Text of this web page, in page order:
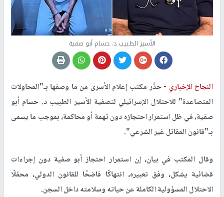
الأسير الطبيب د. حسام أبو صفية
النجاح الإخباري -حذّر مكتب إعلام الأسرى من ما وصفها بـ"المحاولات
المتصاعدة" للاحتلال الإسرائيلي لتصفية الأسير الطبيب د. حسام أبو
صفية، في ظل استمرار احتجازه دون تهمة أو محاكمة، بموجب ما يسمى
بـ"قانون المقاتل غير الشرعي".
وقال المكتب في بيان، إن استمرار احتجاز أبو صفية دون إجراءات
قضائية يشكل، وفق تعبيره، انتهاكًا فاضحًا للقانون الدولي، محمّلًا
الاحتلال المسؤولية الكاملة عن حياته وسلامته داخل السجن.